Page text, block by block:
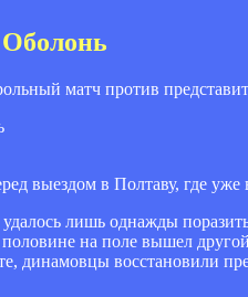
матч против
выездом в Полтаву, где
лишь однажды
на поле вышел другой
динамовцы восстановили